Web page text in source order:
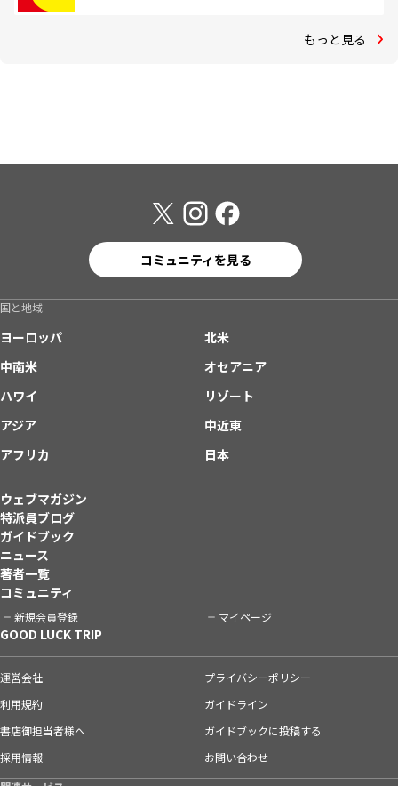
もっと見る
コミュニティを見る
国と地域
ヨーロッパ
北米
中南米
オセアニア
ハワイ
リゾート
アジア
中近東
アフリカ
日本
ウェブマガジン
特派員ブログ
ガイドブック
ニュース
著者一覧
コミュニティ
新規会員登録 マイページ
GOOD LUCK TRIP
運営会社
プライバシーポリシー
利用規約
ガイドライン
書店御担当者様へ
ガイドブックに投稿する
採用情報
お問い合わせ